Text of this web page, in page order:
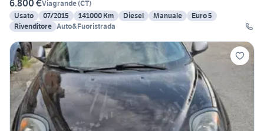
6.800 €Viagrande(CT)
Usato
07/2015 141000 Km Diesel Manuale
Euro 5
Rivenditore Auto&Fuoristrada